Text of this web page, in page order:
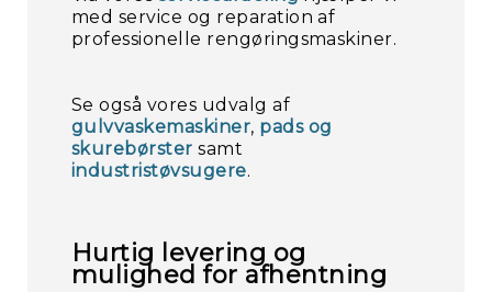
med service og reparation af
professionelle rengøringsmaskiner.
Se også vores udvalg af
gulvvaskemaskiner, pads og
skurebørster samt
industristøvsugere.
Hurtig levering og
mulighed for afhentning